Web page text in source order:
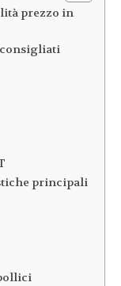
prezzo in
principali